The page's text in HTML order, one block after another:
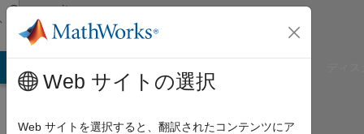
コンテンツへスキップ
Community
Profile
Web サイトの選択
Web サイトを選択すると、翻訳されたコンテンツにア